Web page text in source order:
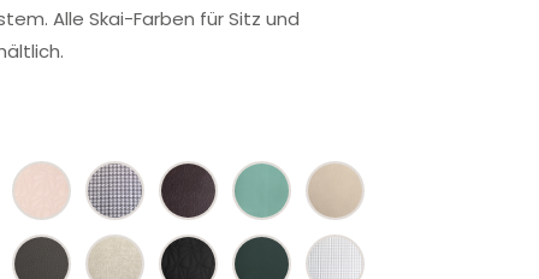
Alle Skai-Farben für Sitz und